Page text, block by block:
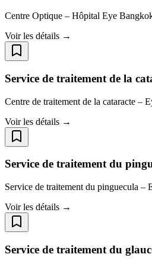
Centre Optique – Hôpital Eye
Voir les détails →
Service de traitement de la
Centre de traitement de la cataracte –
Voir les détails →
Service de traitement du
Service de traitement du pinguecula
Voir les détails →
Service de traitement du